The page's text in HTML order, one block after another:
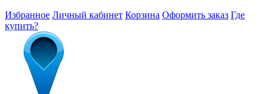
Избранное Личный кабинет Корзина Оформить заказ Где
купить?